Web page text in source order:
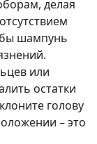
делая
шампунь
или
остатки
голову
– это